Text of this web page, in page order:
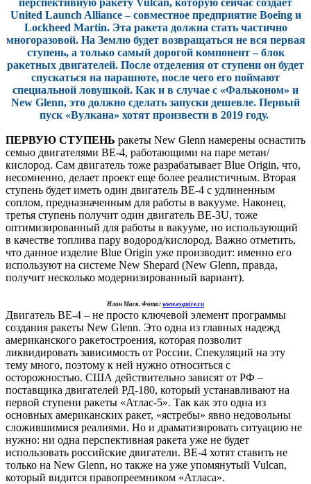
United Launch Alliance – совместное предприятие Boeing и
Lockheed Martin. Эта ракета должна стать частично
многоразовой. На Землю будет возвращаться не вся первая
ступень, а только самый дорогой компонент – блок
ракетных двигателей. После отделения от ступени он будет
спускаться на парашюте, после чего его поймают
специальной ловушкой. Как и в случае с «Фальконом» и
New Glenn, это должно сделать запуски дешевле. Первый
пуск «Вулкана» хотят произвести в 2019 году.
ПЕРВУЮ СТУПЕНЬ ракеты New Glenn намерены оснастить
семью двигателями BE-4, работающими на паре метан/
кислород. Сам двигатель тоже разрабатывает Blue Origin, что,
несомненно, делает проект еще более реалистичным. Вторая
ступень будет иметь один двигатель BE-4 с удлиненным
соплом, предназначенным для работы в вакууме. Наконец,
третья ступень получит один двигатель BE-3U, тоже
оптимизированный для работы в вакууме, но использующий
в качестве топлива пару водород/кислород. Важно отметить,
что данное изделие Blue Origin уже производит: именно его
используют на системе New Shepard (New Glenn, правда,
получит несколько модернизированный вариант).
Илон Маск. Фото: www.esquire.ru
Двигатель BE-4 – не просто ключевой элемент программы
создания ракеты New Glenn. Это одна из главных надежд
американского ракетостроения, которая позволит
ликвидировать зависимость от России. Спекуляций на эту
тему много, поэтому к ней нужно относиться с
осторожностью. США действительно зависят от РФ –
поставщика двигателей РД-180, который устанавливают на
первой ступени ракеты «Атлас-5». Так как это одна из
основных американских ракет, «ястребы» явно недовольны
сложившимися реалиями. Но и драматизировать ситуацию не
нужно: ни одна перспективная ракета уже не будет
использовать российские двигатели. BE-4 хотят ставить не
только на New Glenn, но также на уже упомянутый Vulcan,
который видится правопреемником «Атласа».